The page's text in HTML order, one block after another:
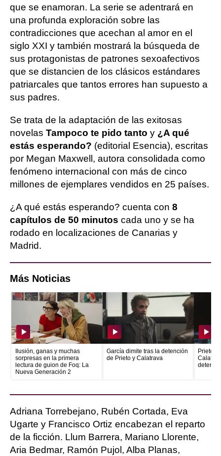
que se enamoran. La serie se adentrará en
una profunda exploración sobre las
contradicciones que acechan al amor en el
siglo XXI y también mostrará la búsqueda de
sus protagonistas de patrones sexoafectivos
que se distancien de los clásicos estándares
patriarcales que tantos errores han supuesto a
sus padres.
Se trata de la adaptación de las exitosas
novelas Tampoco te pido tanto y ¿A qué
estás esperando? (editorial Esencia), escritas
por Megan Maxwell, autora consolidada como
fenómeno internacional con más de cinco
millones de ejemplares vendidos en 25 países.
¿A qué estás esperando? cuenta con 8
capítulos de 50 minutos cada uno y se ha
rodado en localizaciones de Canarias y
Madrid.
Más Noticias
Ilusión, ganas y muchas
sorpresas en la primera
lectura de guion de Foq: La
Nueva Generación 2
García dimite tras la detención
de Prieto y Calatrava
Prieto
Adriana Torrebejano, Rubén Cortada, Eva
Ugarte y Francisco Ortiz encabezan el reparto
de la ficción. Llum Barrera, Mariano Llorente,
Aria Bedmar, Ramón Pujol, Alba Planas,